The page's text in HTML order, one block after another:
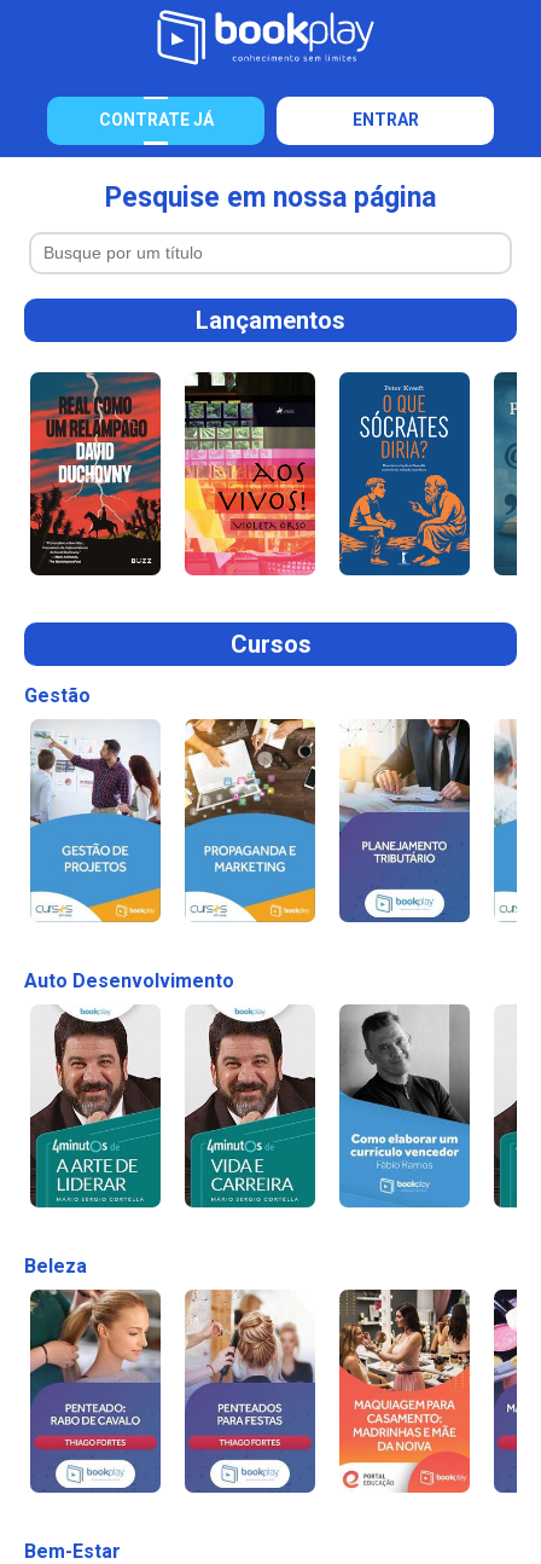
CONTRATE JÁ ENTRAR
Pesquise em nossa página
Lançamentos
Cursos
Gestão
Auto Desenvolvimento
Beleza
Bem-Estar